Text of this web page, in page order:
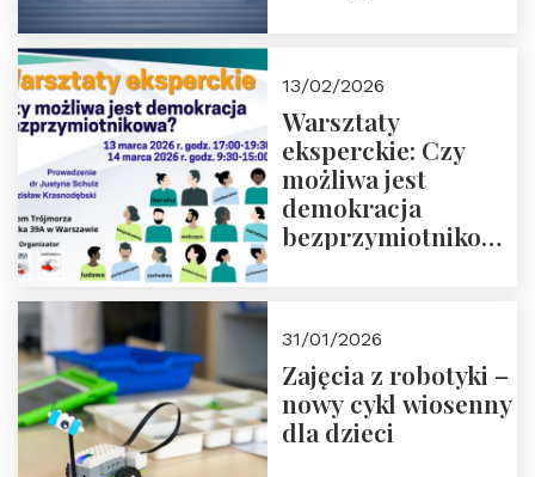
13/02/2026
Warsztaty
eksperckie: Czy
możliwa jest
demokracja
bezprzymiotnikowa?
31/01/2026
Zajęcia z robotyki –
nowy cykl wiosenny
dla dzieci